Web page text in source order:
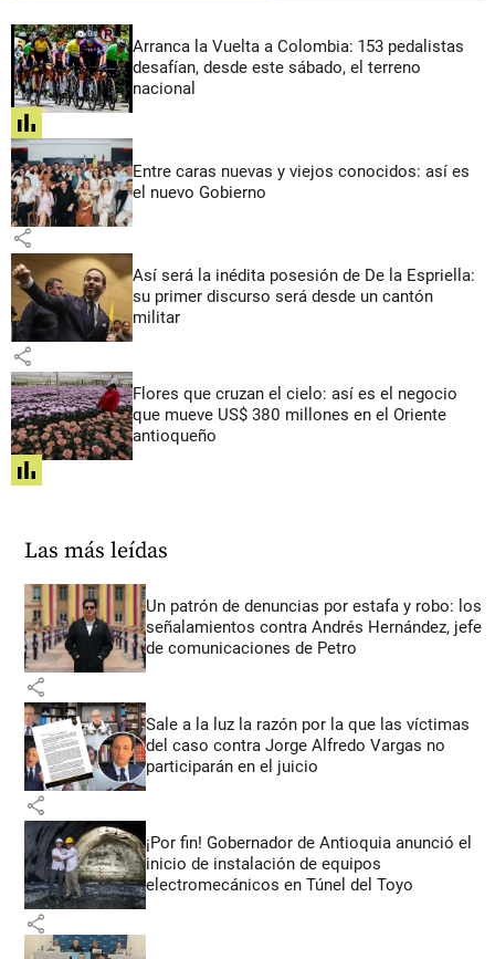
Arranca la Vuelta a Colombia: 153 pedalistas
desafían, desde este sábado, el terreno
nacional
share
Entre caras nuevas y viejos conocidos: así es
el nuevo Gobierno
share
Así será la inédita posesión de De la Espriella:
su primer discurso será desde un cantón
militar
share
Flores que cruzan el cielo: así es el negocio
que mueve US$ 380 millones en el Oriente
antioqueño
share
Las más leídas
Un patrón de denuncias por estafa y robo: los
señalamientos contra Andrés Hernández, jefe
de comunicaciones de Petro
share
Sale a la luz la razón por la que las víctimas
del caso contra Jorge Alfredo Vargas no
participarán en el juicio
share
¡Por fin! Gobernador de Antioquia anunció el
inicio de instalación de equipos
electromecánicos en Túnel del Toyo
share